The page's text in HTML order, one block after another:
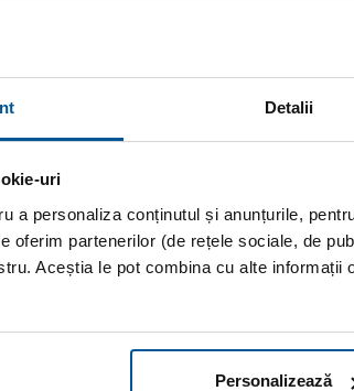
Detalii
uri
a personaliza conținutul și anunțurile,
oferim partenerilor (de rețele sociale, de
Aceștia le pot combina cu alte
Personalizează